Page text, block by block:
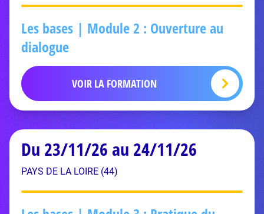
Les bases | Module 2 : Ouverture au
dialogue
VOIR LA FORMATION
Du 23/11/26 au 24/11/26
PAYS DE LA LOIRE (44)